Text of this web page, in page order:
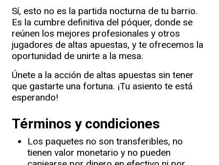
Sí, esto no es la partida nocturna de tu barrio.
Es la cumbre definitiva del póquer, donde se
reúnen los mejores profesionales y otros
jugadores de altas apuestas, y te ofrecemos la
oportunidad de unirte a la mesa.
Únete a la acción de altas apuestas sin tener
que gastarte una fortuna. ¡Tu asiento te está
esperando!
Términos y condiciones
Los paquetes no son transferibles, no
tienen valor monetario y no pueden